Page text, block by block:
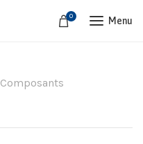
0 Menu
Composants